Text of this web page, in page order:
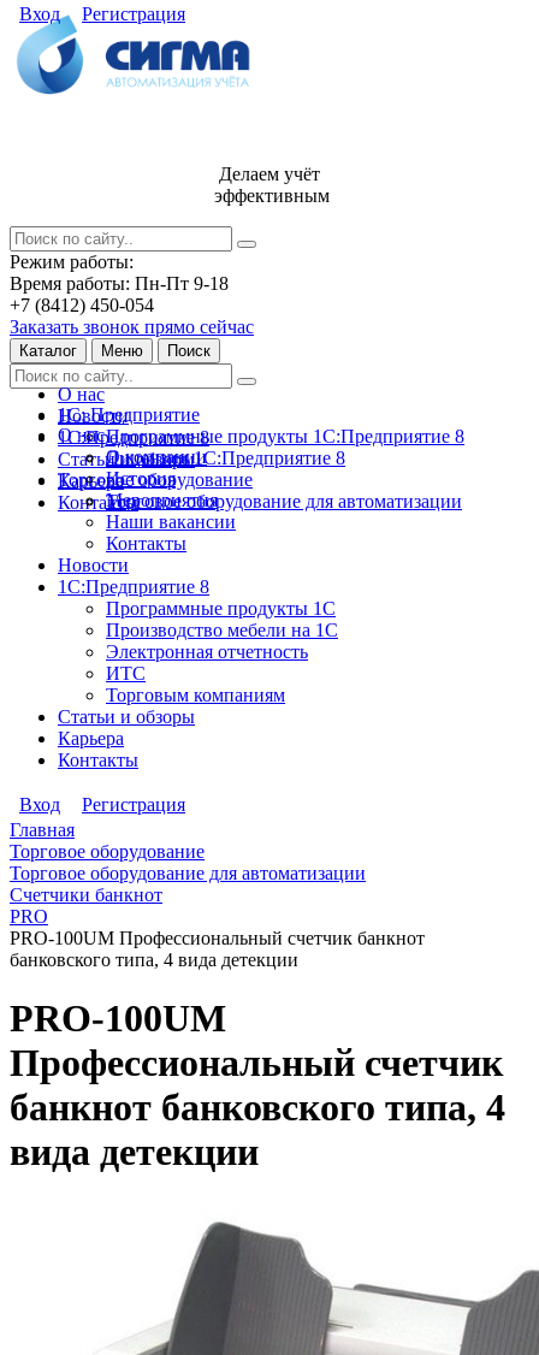
Вход Регистрация
Делаем учёт
эффективным
Режим работы:
Время работы: Пн-Пт 9-18
+7 (8412) 450-054
Заказать звонок прямо сейчас
Каталог Меню Поиск
О нас
Новости
1С:Предприятие 8
Статьи и обзоры
Карьера
Контакты
1С: Предприятие
Программные продукты 1С:Предприятие 8
Лицензии 1С:Предприятие 8
Торговое оборудование
Торговое оборудование для автоматизации
О нас
О компании
История
Мероприятия
Наши вакансии
Контакты
Новости
1С:Предприятие 8
Программные продукты 1С
Производство мебели на 1С
Электронная отчетность
ИТС
Торговым компаниям
Статьи и обзоры
Карьера
Контакты
Вход
Регистрация
Главная
Торговое оборудование
Торговое оборудование для автоматизации
Счетчики банкнот
PRO
PRO-100UM Профессиональный счетчик банкнот
банковского типа, 4 вида детекции
PRO-100UM
Профессиональный счетчик
банкнот банковского типа, 4
вида детекции